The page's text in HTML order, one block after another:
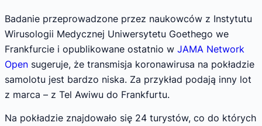
Badanie przeprowadzone przez naukowców z Instytutu
Wirusologii Medycznej Uniwersytetu Goethego we
Frankfurcie i opublikowane ostatnio w JAMA Network
Open sugeruje, że transmisja koronawirusa na pokładzie
samolotu jest bardzo niska. Za przykład podają inny lot
z marca – z Tel Awiwu do Frankfurtu.
Na pokładzie znajdowało się 24 turystów, co do których